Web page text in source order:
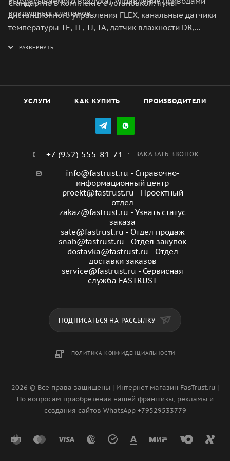
воздушных клапанов.
Стандартно в комплекте с установкой: пульт
дистанционного управления FLEX, канальные датчики
температуры TE, TL, TJ, TA, датчик влажности DR,
моделей HW), капиллярный термостат TI (только для
УСЛУГИ КАК КУПИТЬ ПРОИЗВОДИТЕЛИ
+7 (952) 555-81-71 ЗАКАЗАТЬ ЗВОНОК
info@fastrust.ru - Справочно-
информационный центр
proekt@fastrust.ru - Проектный
отдел
zakaz@fastrust.ru - Узнать статус
заказа
sale@fastrust.ru - Отдел продаж
snab@fastrust.ru - Отдел закупок
dostavka@fastrust.ru - Отдел
доставки заказов
service@fastrust.ru - Сервисная
служба FASTRUST
ПОДПИСАТЬСЯ НА РАССЫЛКУ
ПОЛИТИКА КОНФИДЕНЦИАЛЬНОСТИ
2026 © Все права защищены | Интернет-магазин FasTrust.ru |
По вопросам приобретения нашей франшизы, рекламы и
создания сайтов WhatsApp +79529533779